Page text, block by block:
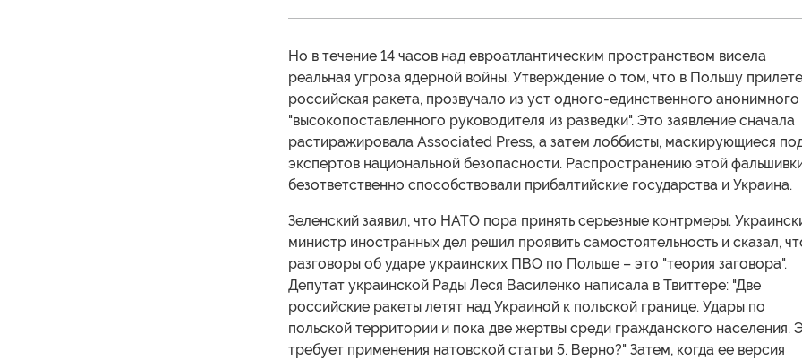
Но в течение 14 часов над евроатлантическим пространством висела
реальная угроза ядерной войны. Утверждение о том, что в Польшу
российская ракета, прозвучало из уст одного-единственного анонимного
"высокопоставленного руководителя из разведки". Это заявление сначала
растиражировала Associated Press, а затем лоббисты, маскирующиеся
экспертов национальной безопасности. Распространению этой
безответственно способствовали прибалтийские государства и Украина.
Зеленский заявил, что НАТО пора принять серьезные контрмеры.
министр иностранных дел решил проявить самостоятельность и сказал,
разговоры об ударе украинских ПВО по Польше – это "теория заговора".
Депутат украинской Рады Леся Василенко написала в Твиттере: "Две
российские ракеты летят над Украиной к польской границе. Удары по
польской территории и пока две жертвы среди гражданского населения.
требует применения натовской статьи 5. Верно?" Затем, когда ее версия